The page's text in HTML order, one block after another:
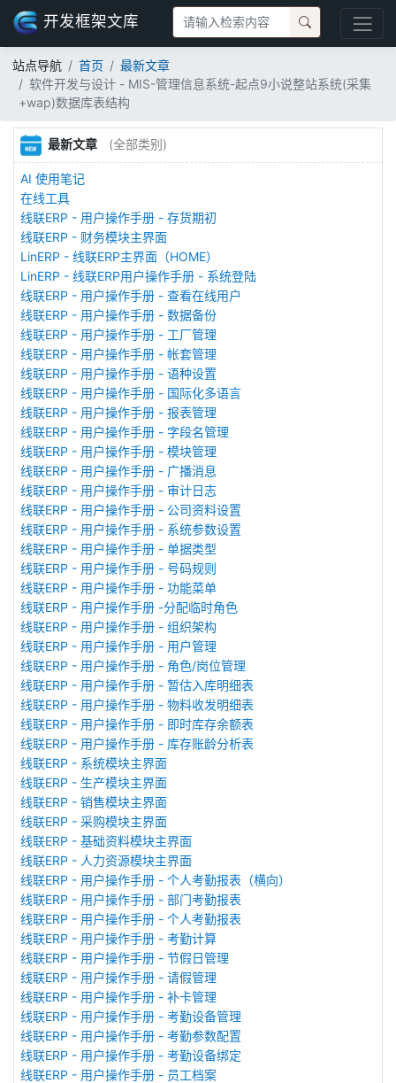
开发框架文库
站点导航 首页
最新文章
软件开发与设计 - MIS-管理信息系统-起点9小说整站系统(采集
+wap)数据库表结构
最新文章 (全部类别)
AI 使用笔记
在线工具
线联ERP - 用户操作手册 - 存货期初
线联ERP - 财务模块主界面
LinERP - 线联ERP主界面（HOME）
LinERP - 线联ERP用户操作手册 - 系统登陆
线联ERP - 用户操作手册 - 查看在线用户
线联ERP - 用户操作手册 - 数据备份
线联ERP - 用户操作手册 - 工厂管理
线联ERP - 用户操作手册 - 帐套管理
线联ERP - 用户操作手册 - 语种设置
线联ERP - 用户操作手册 - 国际化多语言
线联ERP - 用户操作手册 - 报表管理
线联ERP - 用户操作手册 - 字段名管理
线联ERP - 用户操作手册 - 模块管理
线联ERP - 用户操作手册 - 广播消息
线联ERP - 用户操作手册 - 审计日志
线联ERP - 用户操作手册 - 公司资料设置
线联ERP - 用户操作手册 - 系统参数设置
线联ERP - 用户操作手册 - 单据类型
线联ERP - 用户操作手册 - 号码规则
线联ERP - 用户操作手册 - 功能菜单
线联ERP - 用户操作手册 -分配临时角色
线联ERP - 用户操作手册 - 组织架构
线联ERP - 用户操作手册 - 用户管理
线联ERP - 用户操作手册 - 角色/岗位管理
线联ERP - 用户操作手册 - 暂估入库明细表
线联ERP - 用户操作手册 - 物料收发明细表
线联ERP - 用户操作手册 - 即时库存余额表
线联ERP - 用户操作手册 - 库存账龄分析表
线联ERP - 系统模块主界面
线联ERP - 生产模块主界面
线联ERP - 销售模块主界面
线联ERP - 采购模块主界面
线联ERP - 基础资料模块主界面
线联ERP - 人力资源模块主界面
线联ERP - 用户操作手册 - 个人考勤报表（横向）
线联ERP - 用户操作手册 - 部门考勤报表
线联ERP - 用户操作手册 - 个人考勤报表
线联ERP - 用户操作手册 - 考勤计算
线联ERP - 用户操作手册 - 节假日管理
线联ERP - 用户操作手册 - 请假管理
线联ERP - 用户操作手册 - 补卡管理
线联ERP - 用户操作手册 - 考勤设备管理
线联ERP - 用户操作手册 - 考勤参数配置
线联ERP - 用户操作手册 - 考勤设备绑定
线联ERP - 用户操作手册 - 员工档案